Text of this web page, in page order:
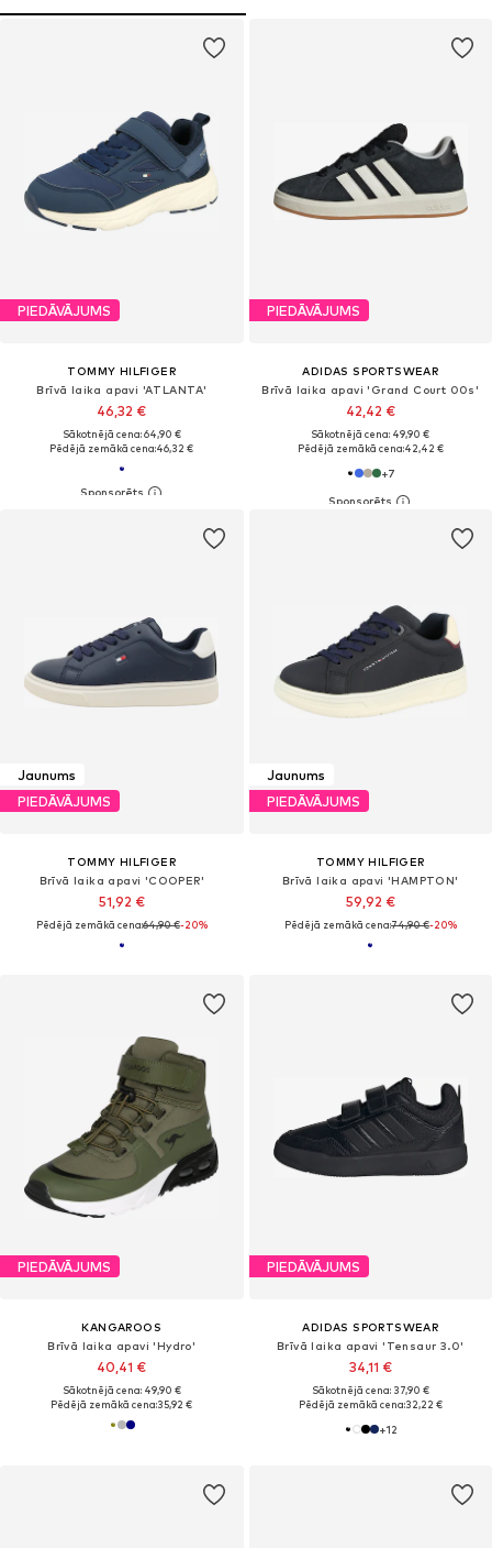
PIEDĀVĀJUMS
TOMMY HILFIGER
Brīvā laika apavi 'ATLANTA'
46,32 €
Sākotnējā cena: 64,90 €
Pēdējā zemākā cena:46,32 €
PIEDĀVĀJUMS
ADIDAS SPORTSWEAR
Brīvā laika apavi 'Grand Court 00s'
42,42 €
Sākotnējā cena: 49,90 €
Pēdējā zemākā cena:42,42 €
+7
Jaunums
PIEDĀVĀJUMS
TOMMY HILFIGER
Brīvā laika apavi 'COOPER'
51,92 €
Pēdējā zemākā cena:64,90 €-20%
Jaunums
PIEDĀVĀJUMS
TOMMY HILFIGER
Brīvā laika apavi 'HAMPTON'
59,92 €
Pēdējā zemākā cena:74,90 €-20%
PIEDĀVĀJUMS
KANGAROOS
Brīvā laika apavi 'Hydro'
40,41 €
Sākotnējā cena: 49,90 €
Pēdējā zemākā cena:35,92 €
PIEDĀVĀJUMS
ADIDAS SPORTSWEAR
Brīvā laika apavi 'Tensaur 3.0'
34,11 €
Sākotnējā cena: 37,90 €
Pēdējā zemākā cena:32,22 €
+12